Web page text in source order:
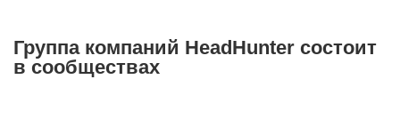
+7 495 980-64-27
Группа компаний HeadHunter состоит
в сообществах